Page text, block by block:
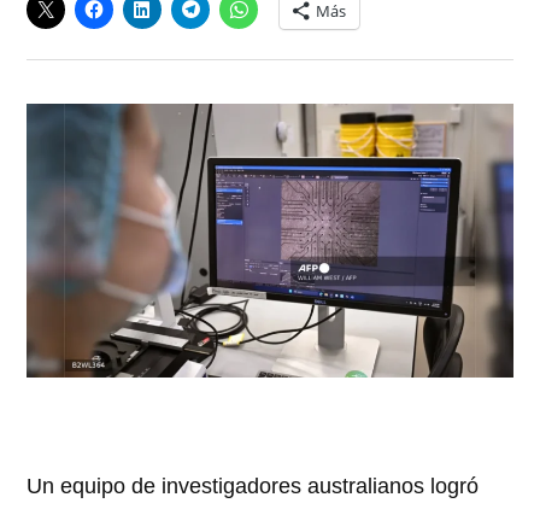
Más
Un equipo de investigadores australianos logró